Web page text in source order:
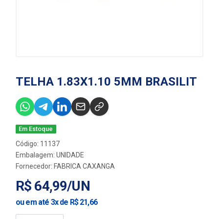
TELHA 1.83X1.10 5MM BRASILIT
Em Estoque
Código: 11137
Embalagem: UNIDADE
Fornecedor: FABRICA CAXANGA
R$ 64,99/UN
ou em até 3x de R$ 21,66